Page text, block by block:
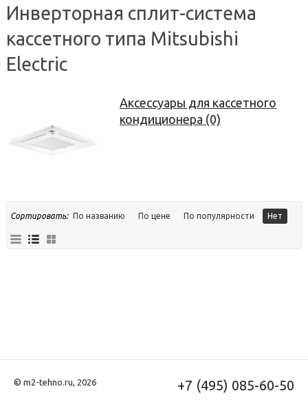
Инверторная сплит-система
кассетного типа Mitsubishi
Electric
Аксессуары для кассетного
кондиционера (0)
Сортировать: По названию По цене По популярности Нет
© m2-tehno.ru, 2026 +7 (495) 085-60-50